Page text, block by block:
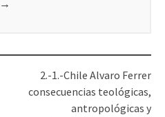
→
2.-1.-Chile Alvaro Ferrer
consecuencias teológicas,
antropológicas y